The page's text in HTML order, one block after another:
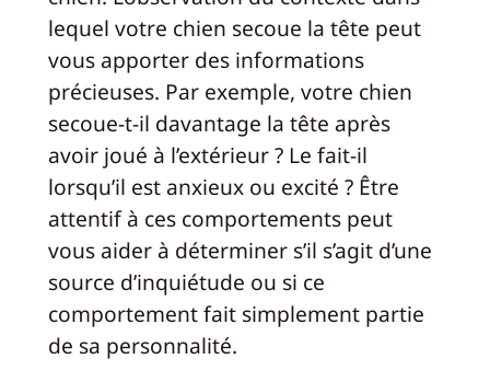
lequel votre chien secoue la tête peut
vous apporter des informations
précieuses. Par exemple, votre chien
secoue-t-il davantage la tête après
avoir joué à l’extérieur ? Le fait-il
lorsqu’il est anxieux ou excité ? Être
attentif à ces comportements peut
vous aider à déterminer s’il s’agit d’une
source d’inquiétude ou si ce
comportement fait simplement partie
de sa personnalité.